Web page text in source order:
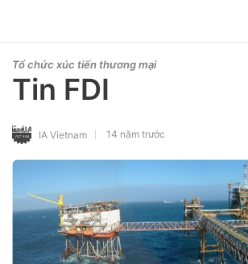
Tổ chức xúc tiến thương mại
Tin FDI
IA Vietnam 14 năm trước